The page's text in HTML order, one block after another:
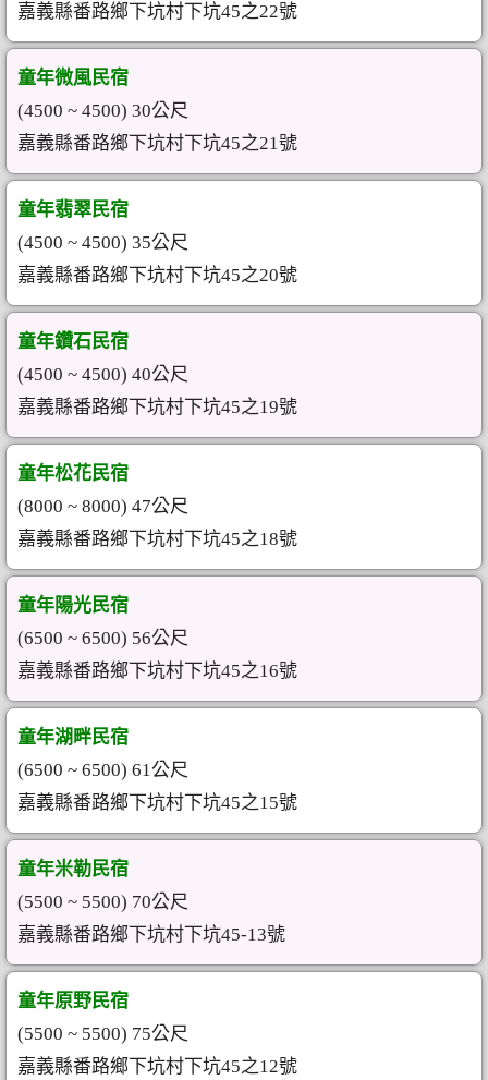
嘉義縣番路鄉下坑村下坑45之22號
童年微風民宿
(4500 ~ 4500) 30公尺
嘉義縣番路鄉下坑村下坑45之21號
童年翡翠民宿
(4500 ~ 4500) 35公尺
嘉義縣番路鄉下坑村下坑45之20號
童年鑽石民宿
(4500 ~ 4500) 40公尺
嘉義縣番路鄉下坑村下坑45之19號
童年松花民宿
(8000 ~ 8000) 47公尺
嘉義縣番路鄉下坑村下坑45之18號
童年陽光民宿
(6500 ~ 6500) 56公尺
嘉義縣番路鄉下坑村下坑45之16號
童年湖畔民宿
(6500 ~ 6500) 61公尺
嘉義縣番路鄉下坑村下坑45之15號
童年米勒民宿
(5500 ~ 5500) 70公尺
嘉義縣番路鄉下坑村下坑45-13號
童年原野民宿
(5500 ~ 5500) 75公尺
嘉義縣番路鄉下坑村下坑45之12號